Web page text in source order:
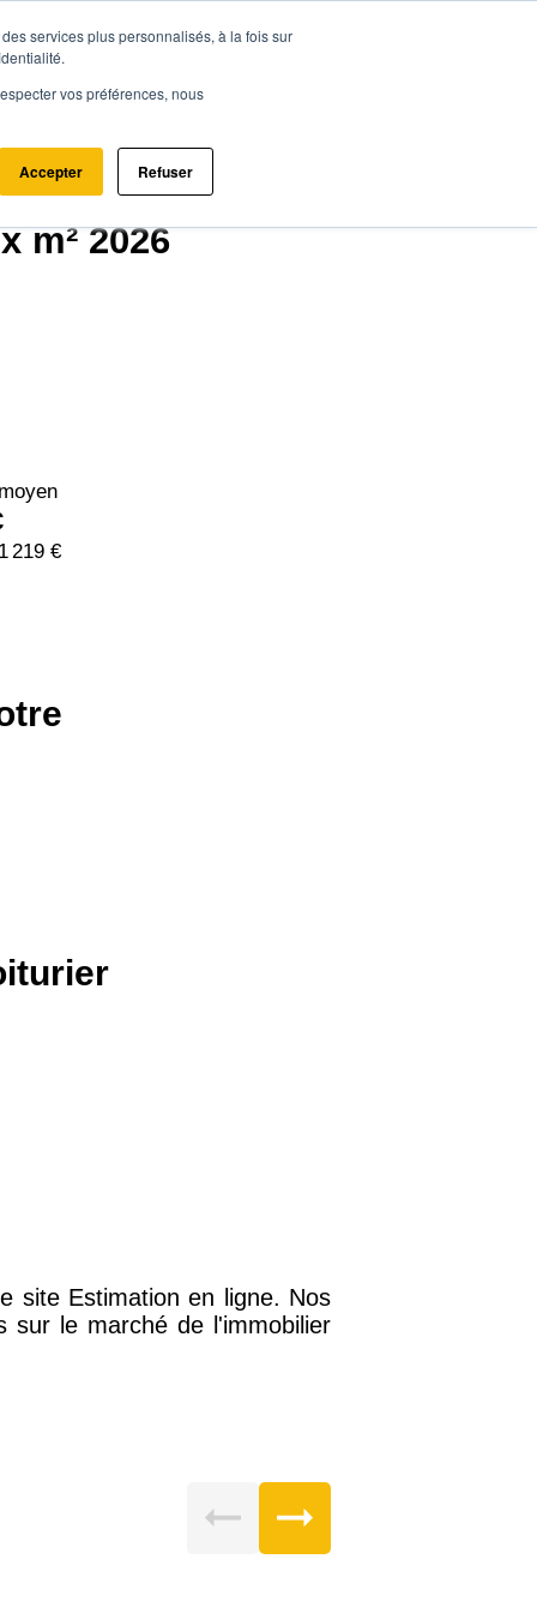
services plus personnalisés, à la fois sur
vos préférences, nous
Accepter Refuser
m² 2026
219 €
site Estimation en ligne. Nos
sur le marché de l'immobilier